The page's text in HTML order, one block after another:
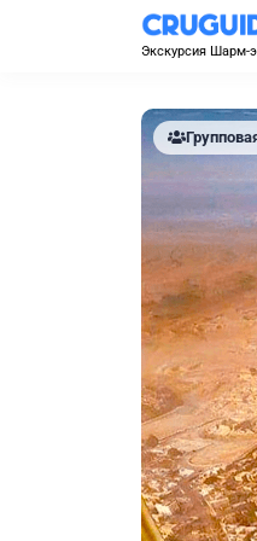
Экскурсия Шарм-